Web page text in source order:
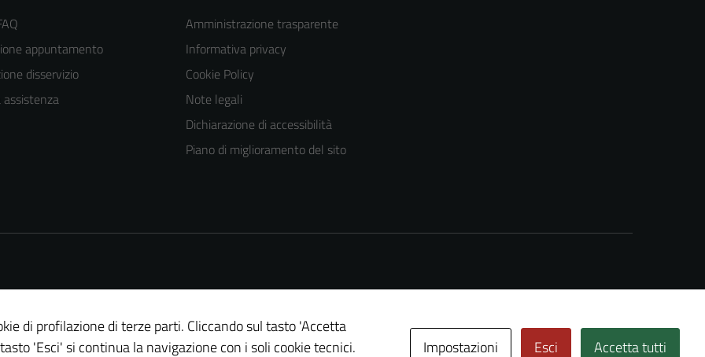
appuntamento
disservizio
assistenza
Amministrazione trasparente
Informativa privacy
Cookie Policy
Note legali
Dichiarazione di accessibilità
Piano di miglioramento del sito
di profilazione di terze parti. Cliccando sul tasto 'Accetta
'Esci' si continua la navigazione con i soli cookie tecnici.
Impostazioni Esci Accetta tutti
Tecnici